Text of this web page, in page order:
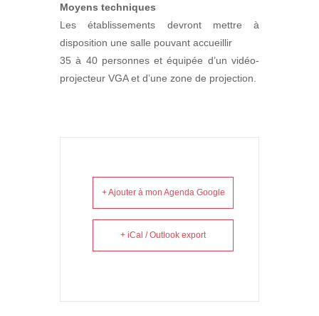
Moyens techniques
Les établissements devront mettre à
disposition une salle pouvant accueillir
35 à 40 personnes et équipée d’un vidéo-
projecteur VGA et d’une zone de projection.
+ Ajouter à mon Agenda Google
+ iCal / Outlook export